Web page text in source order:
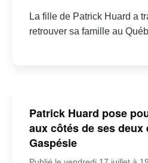
La fille de Patrick Huard a
retrouver sa famille au
Patrick Huard pose
aux côtés de ses deux
Gaspésie